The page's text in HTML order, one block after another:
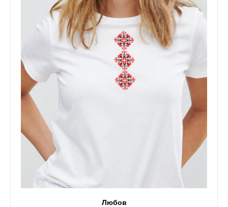
Любов